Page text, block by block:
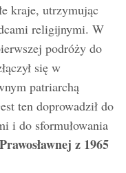
kraje, utrzymując
religijnymi. W
podróży do
się w
patriarchą
ten doprowadził do
i do sformułowania
z 1965